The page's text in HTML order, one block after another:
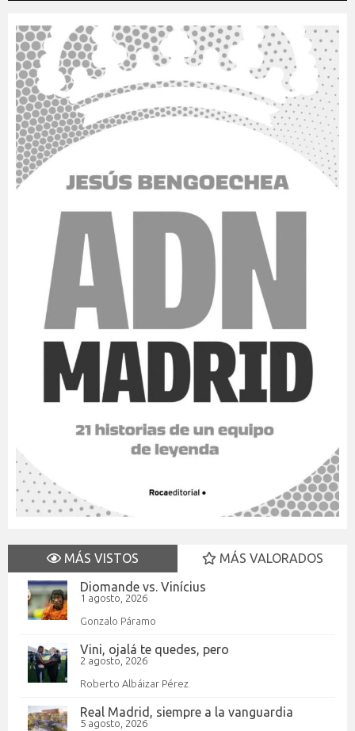
MÁS VISTOS
MÁS VALORADOS
Diomande vs. Vinícius
1 agosto, 2026
Gonzalo Páramo
Vini, ojalá te quedes, pero
2 agosto, 2026
Roberto Albáizar Pérez
Real Madrid, siempre a la vanguardia
5 agosto, 2026